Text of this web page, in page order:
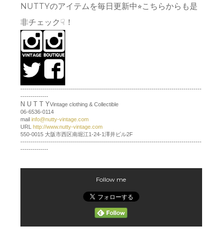
NUTTYのアイテムを毎日更新中⭐︎こちらからも是
非チェック☟！
-------------------------------------------------------------------------------------------
--------------
N U T T YVintage clothing & Collectible
06-6536-0114
mailinfo@nutty-vintage.com
URLhttp://www.nutty-vintage.com
550-0015 大阪市西区南堀江1-24-1澤井ビル2F
-------------------------------------------------------------------------------------------
--------------
Follow me